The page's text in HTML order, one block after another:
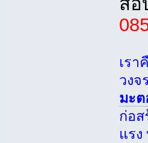
เร
วงจ
มะต
ก่อส
แร